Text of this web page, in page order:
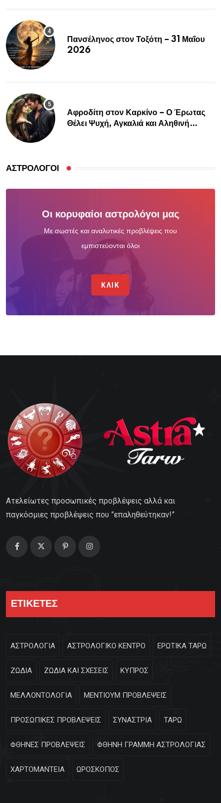
Πανσέληνος στον Τοξότη – 31 Μαΐου
2026
Αφροδίτη στον Καρκίνο – Ο Έρωτας
Θέλει Ψυχή, Αγκαλιά και Αληθινή
ΑΣΤΡΟΛΌΓΟΙ
Οι κορυφαίοι αστρολόγοι μας
Με σωστές και αναλυτικές προβλέψεις που
εμπιστεύονται όλοι
ΚΛΙΚ
Ατελείωτες προσωπικές προβλέψεις αλλά και
παγκόσμιες προβλέψεις που ”επαληθεύτηκαν!”
ΕΤΙΚΕΤΕΣ
ΑΣΤΡΟΛΟΓΙΑ ΑΣΤΡΟΛΟΓΙΚΟ ΚΕΝΤΡΟ ΕΡΩΤΙΚΑ ΤΑΡΩ
ΖΩΔΙΑ ΖΩΔΙΑ ΚΑΙ ΣΧΕΣΕΙΣ ΚΥΠΡΟΣ
ΜΕΛΛΟΝΤΟΛΟΓΙΑ ΜΕΝΤΙΟΥΜ ΠΡΟΒΛΕΨΕΙΣ
ΠΡΟΣΩΠΙΚΕΣ ΠΡΟΒΛΕΨΕΙΣ ΣΥΝΑΣΤΡΙΑ ΤΑΡΩ
ΦΘΗΝΕΣ ΠΡΟΒΛΕΨΕΙΣ ΦΘΗΝΗ ΓΡΑΜΜΗ ΑΣΤΡΟΛΟΓΙΑΣ
ΧΑΡΤΟΜΑΝΤΕΙΑ ΩΡΟΣΚΟΠΟΣ